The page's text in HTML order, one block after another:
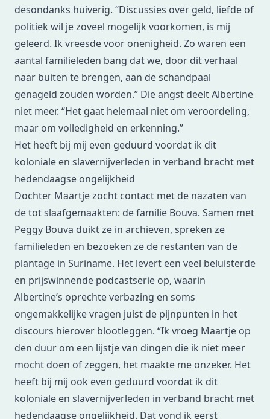
desondanks huiverig. “Discussies over geld, liefde of
politiek wil je zoveel mogelijk voorkomen, is mij
geleerd. Ik vreesde voor onenigheid. Zo waren een
aantal familieleden bang dat we, door dit verhaal
naar buiten te brengen, aan de schandpaal
genageld zouden worden.” Die angst deelt Albertine
niet meer. “Het gaat helemaal niet om veroordeling,
maar om volledigheid en erkenning.”
Het heeft bij mij even geduurd voordat ik dit
koloniale en slavernijverleden in verband bracht met
hedendaagse ongelijkheid
Dochter Maartje zocht contact met de nazaten van
de tot slaafgemaakten: de familie Bouva. Samen met
Peggy Bouva duikt ze in archieven, spreken ze
familieleden en bezoeken ze de restanten van de
plantage in Suriname. Het levert een veel beluisterde
en prijswinnende podcastserie op, waarin
Albertine’s oprechte verbazing en soms
ongemakkelijke vragen juist de pijnpunten in het
discours hierover blootleggen. “Ik vroeg Maartje op
den duur om een lijstje van dingen die ik niet meer
mocht doen of zeggen, het maakte me onzeker. Het
heeft bij mij ook even geduurd voordat ik dit
koloniale en slavernijverleden in verband bracht met
hedendaagse ongelijkheid. Dat vond ik eerst